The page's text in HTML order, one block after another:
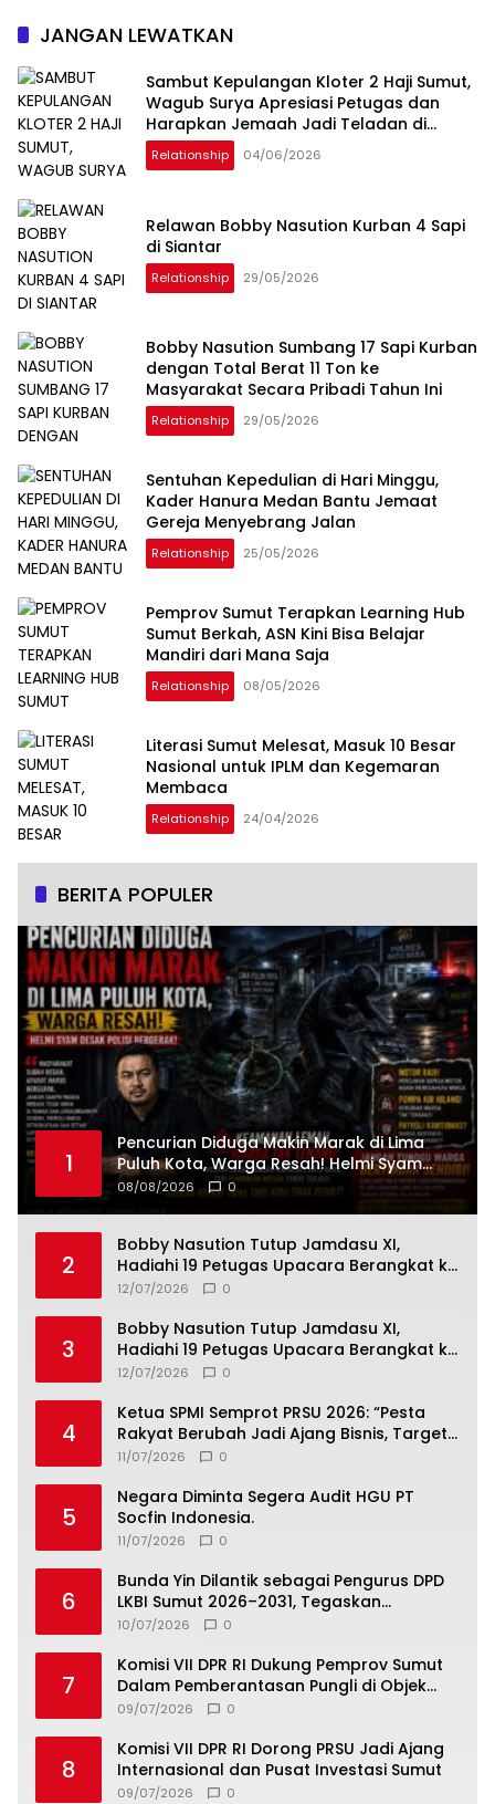
JANGAN LEWATKAN
Sambut Kepulangan Kloter 2 Haji Sumut,
Wagub Surya Apresiasi Petugas dan
Harapkan Jemaah Jadi Teladan di
Masyarakat
Relationship 04/06/2026
Relawan Bobby Nasution Kurban 4 Sapi
di Siantar
Relationship 29/05/2026
Bobby Nasution Sumbang 17 Sapi Kurban
dengan Total Berat 11 Ton ke
Masyarakat Secara Pribadi Tahun Ini
Relationship 29/05/2026
Sentuhan Kepedulian di Hari Minggu,
Kader Hanura Medan Bantu Jemaat
Gereja Menyebrang Jalan
Relationship 25/05/2026
Pemprov Sumut Terapkan Learning Hub
Sumut Berkah, ASN Kini Bisa Belajar
Mandiri dari Mana Saja
Relationship 08/05/2026
Literasi Sumut Melesat, Masuk 10 Besar
Nasional untuk IPLM dan Kegemaran
Membaca
Relationship 24/04/2026
BERITA POPULER
1
Pencurian Diduga Makin Marak di Lima
Puluh Kota, Warga Resah! Helmi Syam
Desak Polisi Bergerak
08/08/2026 0
2
Bobby Nasution Tutup Jamdasu XI,
Hadiahi 19 Petugas Upacara Berangkat ke
Jamnas 2026
12/07/2026 0
3
Bobby Nasution Tutup Jamdasu XI,
Hadiahi 19 Petugas Upacara Berangkat ke
Jamnas 2026
12/07/2026 0
4
Ketua SPMI Semprot PRSU 2026: “Pesta
Rakyat Berubah Jadi Ajang Bisnis, Target
300 Ribu Pengunjung Tinggal Slogan”
11/07/2026 0
5
Negara Diminta Segera Audit HGU PT
Socfin Indonesia.
11/07/2026 0
6
Bunda Yin Dilantik sebagai Pengurus DPD
LKBI Sumut 2026–2031, Tegaskan
Komitmen Perkuat Toleransi dan
10/07/2026 0
7
Komisi VII DPR RI Dukung Pemprov Sumut
Dalam Pemberantasan Pungli di Objek
Wisata
09/07/2026 0
8
Komisi VII DPR RI Dorong PRSU Jadi Ajang
Internasional dan Pusat Investasi Sumut
09/07/2026 0